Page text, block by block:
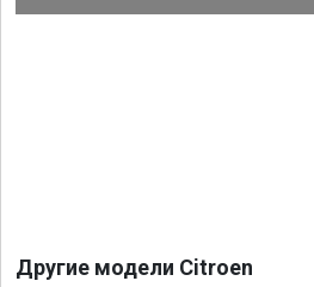
Другие модели Citroen